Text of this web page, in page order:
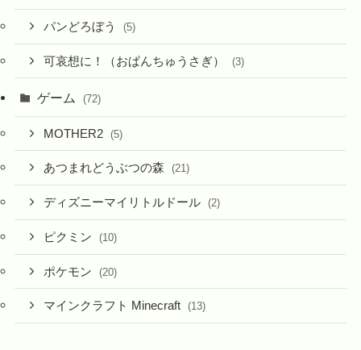
パンどろぼう (5)
可哀想に！（おぱんちゅうさぎ） (3)
ゲーム (72)
MOTHER2 (5)
あつまれどうぶつの森 (21)
ディズニーマイリトルドール (2)
ピクミン (10)
ポケモン (20)
マインクラフト Minecraft (13)